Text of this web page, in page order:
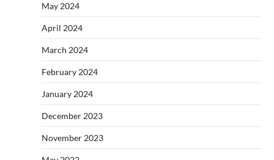
May 2024
April 2024
March 2024
February 2024
January 2024
December 2023
November 2023